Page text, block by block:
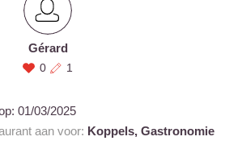
Gérard
0 1
01/03/2025
aan voor: Koppels, Gastronomie